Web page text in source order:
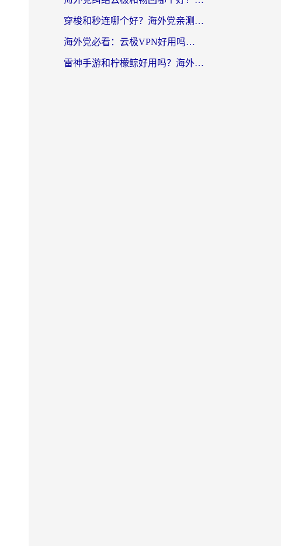
穿梭和秒连哪个好？海外党亲测3款回国加速器，教你在国外正常浏览国内网站
海外党必看：云极VPN好用吗？和GoLinkVPN对比哪个回国效果更好？附真实体验指南
雷神手游和柠檬鲸好用吗？海外党亲测3款回国加速器，教你避开破解VPN坑